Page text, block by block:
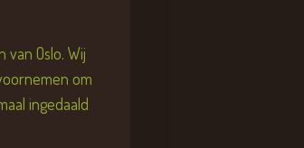
Oslo. Wij
om
ingedaald